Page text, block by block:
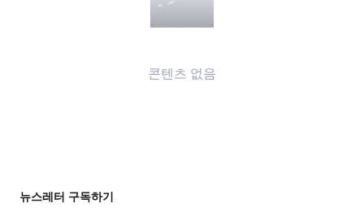
뉴스레터 구독하기
콘텐츠 없음